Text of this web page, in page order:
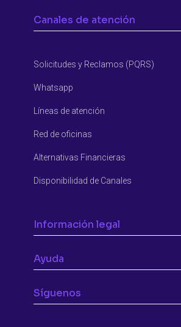
Canales de atención
Solicitudes y Reclamos (PQRS)
Whatsapp
Líneas de atención
Red de oficinas
Alternativas Financieras
Disponibilidad de Canales
Información legal
Ayuda
Síguenos